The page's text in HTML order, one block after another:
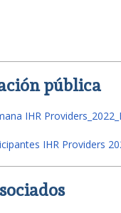
pública
IHR
IHR Providers